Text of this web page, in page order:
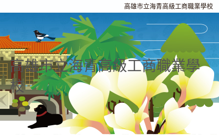
高雄市立海青高級工商職業學校
高雄市立海青高級工商職業學
校